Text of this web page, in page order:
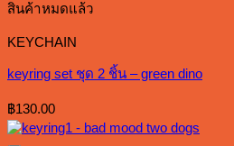
สินค้าหมดแล้ว
KEYCHAIN
keyring set ชุด 2 ชิ้น – green dino
฿130.00